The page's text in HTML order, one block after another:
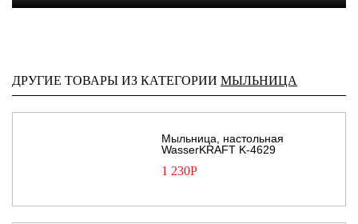
ДРУГИЕ ТОВАРЫ ИЗ КАТЕГОРИИ МЫЛЬНИЦА
Мыльница, настольная
WasserKRAFT K-4629
1 230Р